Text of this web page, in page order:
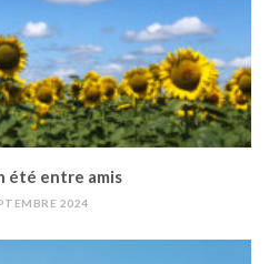
été entre amis
2024